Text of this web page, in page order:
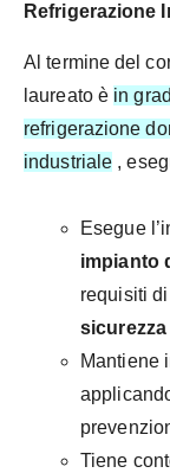
Refrigerazione
Al termine del
laureato è in
refrigerazione
industriale ,
Esegue
impianto
requisiti
Mantiene
Tiene